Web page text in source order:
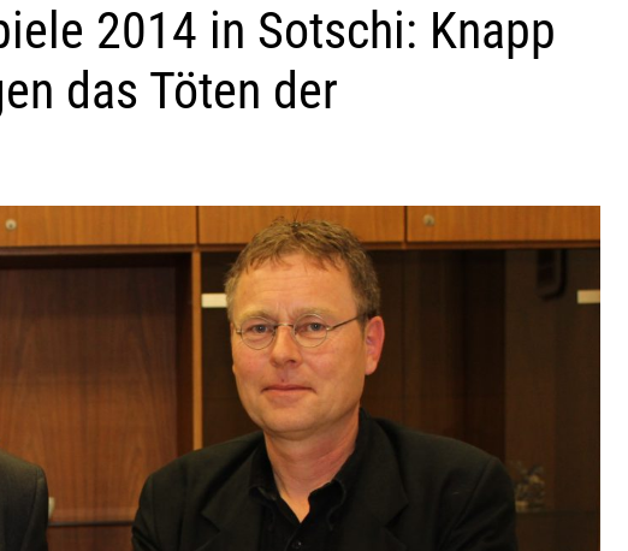
2014 in Sotschi: Knapp
das Töten der